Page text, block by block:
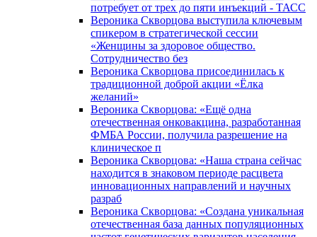
потребует от трех до пяти инъекций - ТАСС
Вероника Скворцова выступила ключевым
спикером в стратегической сессии
«Женщины за здоровое общество.
Сотрудничество без
Вероника Скворцова присоединилась к
традиционной доброй акции «Ёлка
желаний»
Вероника Скворцова: «Ещё одна
отечественная онковакцина, разработанная
ФМБА России, получила разрешение на
клиническое п
Вероника Скворцова: «Наша страна сейчас
находится в знаковом периоде расцвета
инновационных направлений и научных
разраб
Вероника Скворцова: «Создана уникальная
отечественная база данных популяционных